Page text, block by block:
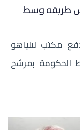
طريقه وسط
مكتب نتنياهو
الحكومة بمرشح